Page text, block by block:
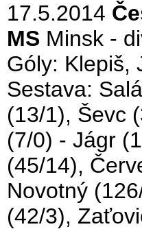
17.5.2014
MS Minsk -
Góly: Klepiš,
Sestava:
(13/1), Ševc
(7/0) - Jágr
(45/14),
Novotný
(42/3),